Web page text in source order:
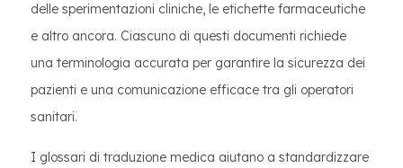
delle sperimentazioni cliniche, le etichette farmaceutiche
e altro ancora. Ciascuno di questi documenti richiede
una terminologia accurata per garantire la sicurezza dei
pazienti e una comunicazione efficace tra gli operatori
sanitari.
I glossari di traduzione medica aiutano a standardizzare